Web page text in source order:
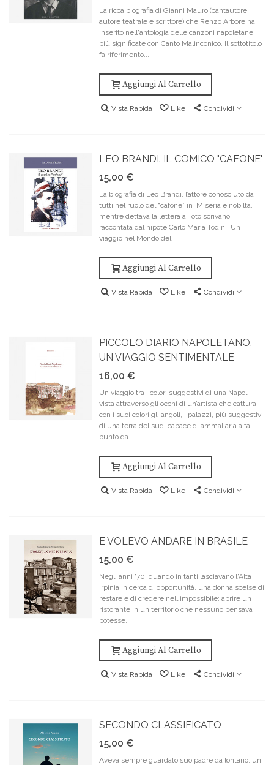
La ricca biografia di Gianni Mauro (cantautore,
autore teatrale e scrittore) che Renzo Arbore ha
inserito nell'antologia delle canzoni napoletane
più significate con Canto Malinconico. Il sottotitolo
fa riferimento...
Aggiungi Al Carrello
Vista Rapida Like Condividi
LEO BRANDI. IL COMICO "CAFONE"
15,00 €
La biografia di Leo Brandi, l’attore conosciuto da
tutti nel ruolo del “cafone” in Miseria e nobiltà,
mentre dettava la lettera a Totò scrivano,
raccontata dal nipote Carlo Maria Todini. Un
viaggio nel Mondo del...
Aggiungi Al Carrello
Vista Rapida Like Condividi
PICCOLO DIARIO NAPOLETANO.
UN VIAGGIO SENTIMENTALE
16,00 €
Un viaggio tra i colori suggestivi di una Napoli
vista attraverso gli occhi di un’artista che cattura
con i suoi colori gli angoli, i palazzi, più suggestivi
di una terra del sud, capace di ammaliarla a tal
punto da...
Aggiungi Al Carrello
Vista Rapida Like Condividi
E VOLEVO ANDARE IN BRASILE
15,00 €
Negli anni '70, quando in tanti lasciavano l'Alta
Irpinia in cerca di opportunità, una donna scelse di
restare e di credere nell'impossibile: aprire un
ristorante in un territorio che nessuno pensava
potesse...
Aggiungi Al Carrello
Vista Rapida Like Condividi
SECONDO CLASSIFICATO
15,00 €
Aveva sempre guardato suo padre da lontano: un